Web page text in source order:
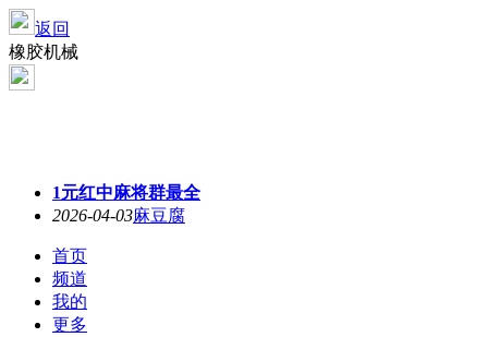
返回
橡胶机械
1元红中麻将群最全
2026-04-03麻豆腐
首页
频道
我的
更多